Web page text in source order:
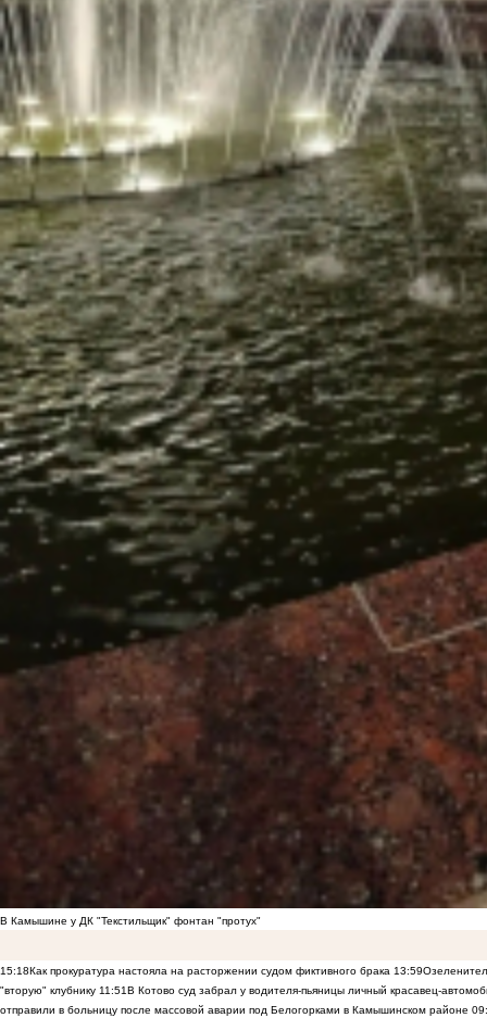
В Камышине у ДК "Текстильщик" фонтан "протух"
15:18Как прокуратура настояла на расторжении судом фиктивного брака 13:59
"вторую" клубнику 11:51В Котово суд забрал у водителя-пьяницы личный красавец-
отправили в больницу после массовой аварии под Белогорками в Камышинском районе